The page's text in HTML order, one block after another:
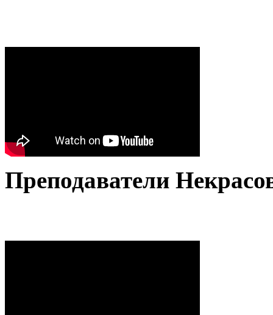
Преподаватели